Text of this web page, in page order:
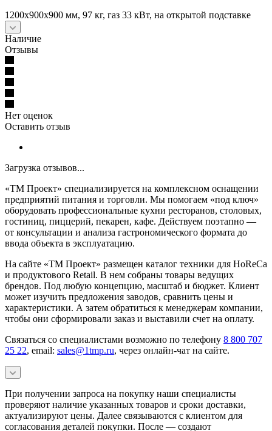
1200х900х900 мм, 97 кг, газ 33 кВт, на открытой подставке
Наличие
Отзывы
Нет оценок
Оставить отзыв
Загрузка отзывов...
«ТМ Проект» специализируется на комплексном оснащении
предприятий питания и торговли. Мы помогаем «под ключ»
оборудовать профессиональные кухни ресторанов, столовых,
гостиниц, пиццерий, пекарен, кафе. Действуем поэтапно —
от консультации и анализа гастрономического формата до
ввода объекта в эксплуатацию.
На сайте «ТМ Проект» размещен каталог техники для HoReCa
и продуктового Retail. В нем собраны товары ведущих
брендов. Под любую концепцию, масштаб и бюджет. Клиент
может изучить предложения заводов, сравнить цены и
характеристики. А затем обратиться к менеджерам компании,
чтобы они сформировали заказ и выставили счет на оплату.
Связаться со специалистами возможно по телефону 8 800 707
25 22, email: sales@1tmp.ru, через онлайн-чат на сайте.
При получении запроса на покупку наши специалисты
проверяют наличие указанных товаров и сроки доставки,
актуализируют цены. Далее связываются с клиентом для
согласования деталей покупки. После — создают